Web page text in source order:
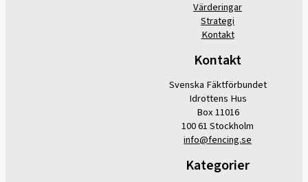
Värderingar
Strategi
Kontakt
Kontakt
Svenska Fäktförbundet
Idrottens Hus
Box 11016
100 61 Stockholm
info@fencing.se
Kategorier